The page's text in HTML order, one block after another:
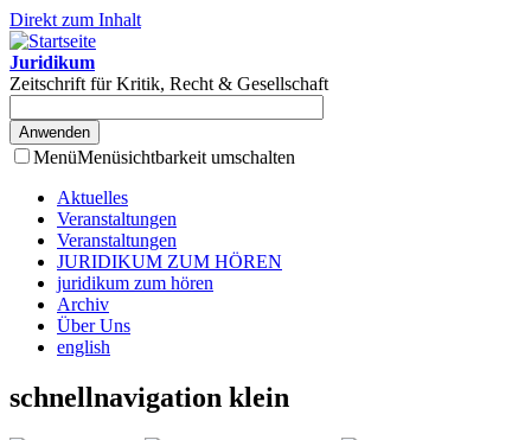
Direkt zum Inhalt
Juridikum
Zeitschrift für Kritik, Recht & Gesellschaft
MenüMenüsichtbarkeit umschalten
Aktuelles
Veranstaltungen
Veranstaltungen
JURIDIKUM ZUM HÖREN
juridikum zum hören
Archiv
Über Uns
english
schnellnavigation klein